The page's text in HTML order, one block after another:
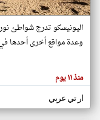
هنا عن
وجهة
كاتبيها.
اليونيسكو تدرج شواطئ
وعدة مواقع أخرى أحدها
منذ ١١ يوم
ار تي عربي